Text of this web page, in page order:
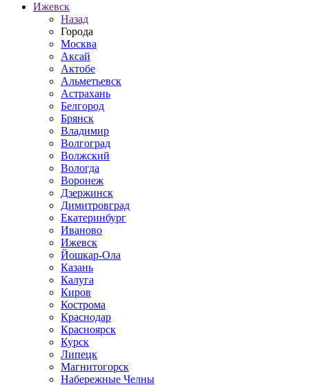
Ижевск
Назад
Города
Москва
Аксай
Актобе
Альметьевск
Астрахань
Белгород
Брянск
Владимир
Волгоград
Волжский
Вологда
Воронеж
Дзержинск
Димитровград
Екатеринбург
Иваново
Ижевск
Йошкар-Ола
Казань
Калуга
Киров
Кострома
Краснодар
Красноярск
Курск
Липецк
Магнитогорск
Набережные Челны